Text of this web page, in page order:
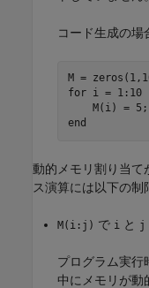
コード生成の場
for i = 1:10
end
動的メモリ割り当て
ス演算には以下の制
M(i:j) で i と j
プログラム実行
中にメモリが動